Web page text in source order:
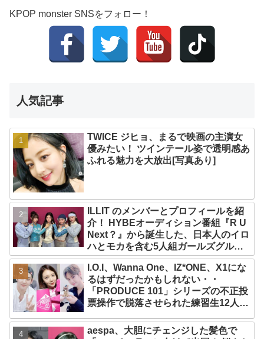
KPOP monster SNSをフォロー！
人気記事
TWICE ジヒョ、まるで映画の主演女
優みたい！ ツインテール姿で透明感あ
ふれる魅力を大放出[写真あり]
ILLIT のメンバーとプロフィールを紹
介！ HYBEオーディション番組『R U
Next？』から誕生した、日本人のイロ
ハとモカを含む5人組ガールズグルー
プ！ デビュー曲「Magnetic」がいき
なりの大ヒット
I.O.I、Wanna One、IZ*ONE、X1にな
るはずだったかもしれない・・
「PRODUCE 101」シリーズの不正投
票操作で脱落させられた練習生12人の
aespa、大胆にチェンジした髪色で